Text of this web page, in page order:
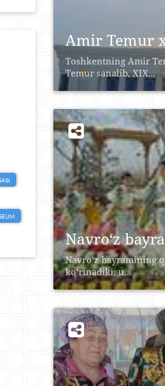
Amir Temur
Toshkentning Amir
Temur sanalib, XIX...
Navro‘z
Navro‘z bayramining
ko‘rinadiki, u...